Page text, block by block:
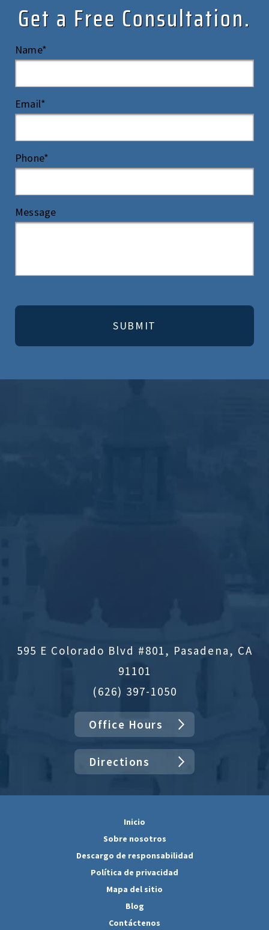
Get a Free Consultation.
Name*
Email*
Phone*
Message
595 E Colorado Blvd #801, Pasadena, CA
91101
(626) 397-1050
Office Hours
Directions
Inicio
Sobre nosotros
Descargo de responsabilidad
Política de privacidad
Mapa del sitio
Blog
Contáctenos